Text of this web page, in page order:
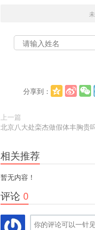
分享到：
上一篇
北京八大处栾杰做假体丰胸贵
相关推荐
暂无内容！
评论 0